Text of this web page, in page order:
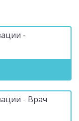
-
- Врач